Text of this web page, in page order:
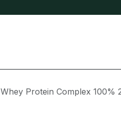
Whey Protein Complex 100%